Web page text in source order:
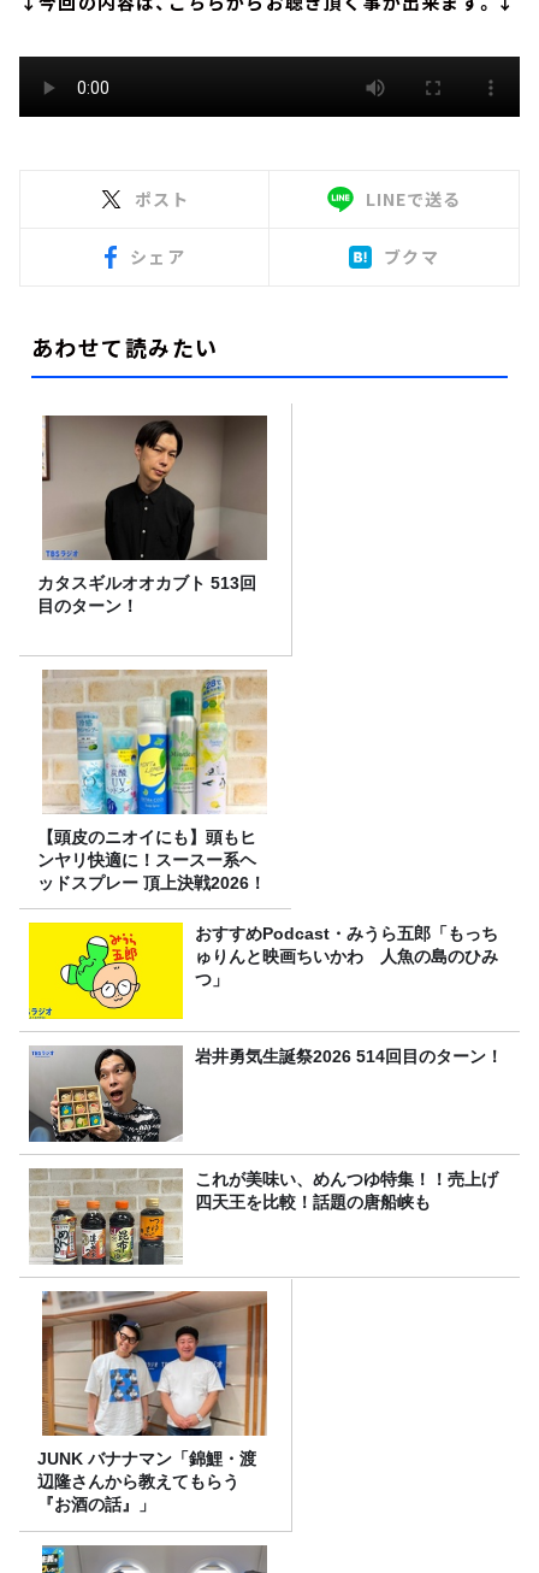
ポスト LINEで送る
シェア ブクマ
あわせて読みたい
カタスギルオオカブト 513回
目のターン！
【頭皮のニオイにも】頭もヒ
ンヤリ快適に！スースー系ヘ
ッドスプレー 頂上決戦2026！
おすすめPodcast・みうら五郎「もっち
ゅりんと映画ちいかわ 人魚の島のひみ
つ」
岩井勇気生誕祭2026 514回目のターン！
これが美味い、めんつゆ特集！！売上げ
四天王を比較！話題の唐船峡も
JUNK バナナマン「錦鯉・渡
辺隆さんから教えてもらう
『お酒の話』」